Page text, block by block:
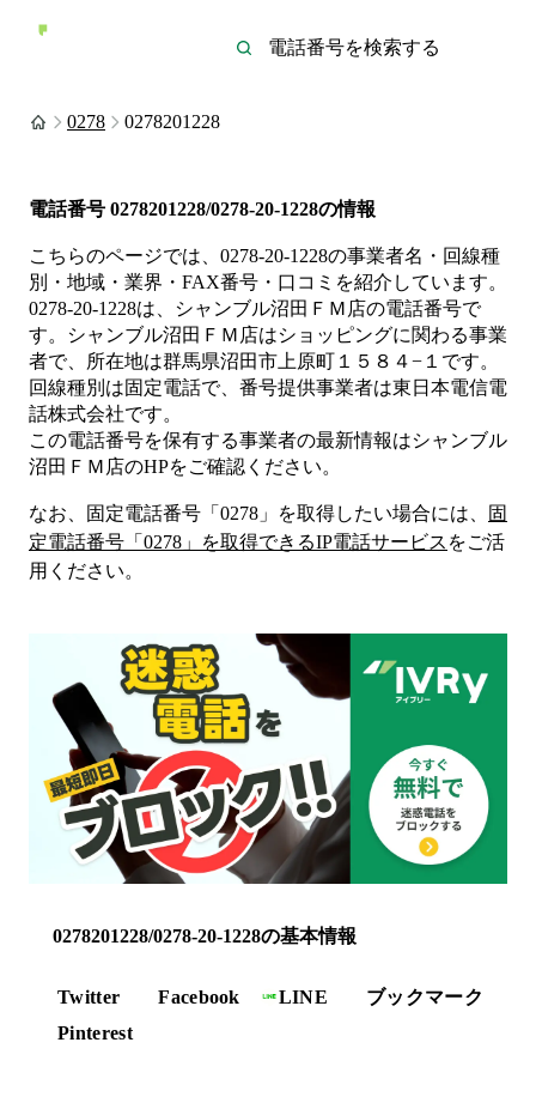
0278 0278201228
電話番号 0278201228/0278-20-1228の情報
こちらのページでは、 0278-20-1228の事業者名・回線種
別・地域・業界・FAX番号・口コミを紹介しています。
0278-20-1228は、 シャンブル沼田ＦＭ店の電話番号で
す。
シャンブル沼田ＦＭ店はショッピングに関わる事業
者で、所在地は群馬県沼田市上原町１５８４−１ です。
回線種別は固定電話で、番号提供事業者は東日本電信電
話株式会社です。
この電話番号を保有する事業者の最新情報はシャンブル
沼田ＦＭ店のHPをご確認ください。
なお、固定電話番号「 0278 」を取得したい場合には、
固
定電話番号「 0278 」を取得できるIP電話サービス をご活
用ください。
0278201228/0278-20-1228の基本情報
Twitter Facebook LINE
ブックマーク
Pinterest